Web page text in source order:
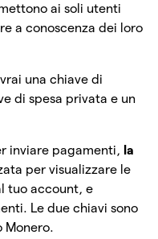
ai soli utenti
a conoscenza dei loro
una chiave di
di spesa privata e un
inviare pagamenti, la
per visualizzare le
tuo account, e
Le due chiavi sono
Monero.